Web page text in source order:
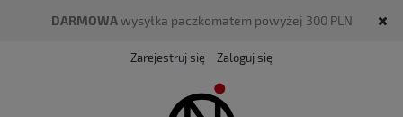
DARMOWAwysyłka paczkomatem powyżej 300 PLN
Zarejestruj się Zaloguj się